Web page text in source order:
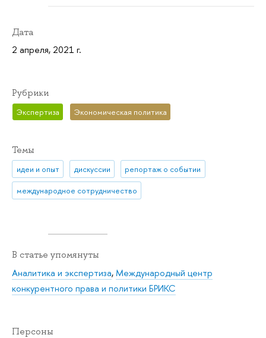
Дата
2 апреля, 2021 г.
Рубрики
Экспертиза Экономическая политика
Темы
идеи и опыт дискуссии репортаж о событии
международное сотрудничество
В статье упомянуты
Аналитика и экспертиза,Международный центр
конкурентного права и политики БРИКС
Персоны